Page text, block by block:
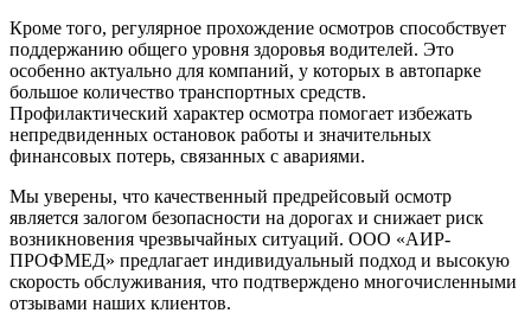
Кроме того, регулярное прохождение осмотров способствует
поддержанию общего уровня здоровья водителей. Это
особенно актуально для компаний, у которых в автопарке
большое количество транспортных средств.
Профилактический характер осмотра помогает избежать
непредвиденных остановок работы и значительных
финансовых потерь, связанных с авариями.
Мы уверены, что качественный предрейсовый осмотр
является залогом безопасности на дорогах и снижает риск
возникновения чрезвычайных ситуаций. ООО «АИР-
ПРОФМЕД» предлагает индивидуальный подход и высокую
скорость обслуживания, что подтверждено многочисленными
отзывами наших клиентов.